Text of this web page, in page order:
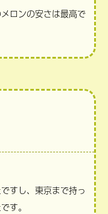
ロンの安さは最高で
すし、東京まで持っ
す。